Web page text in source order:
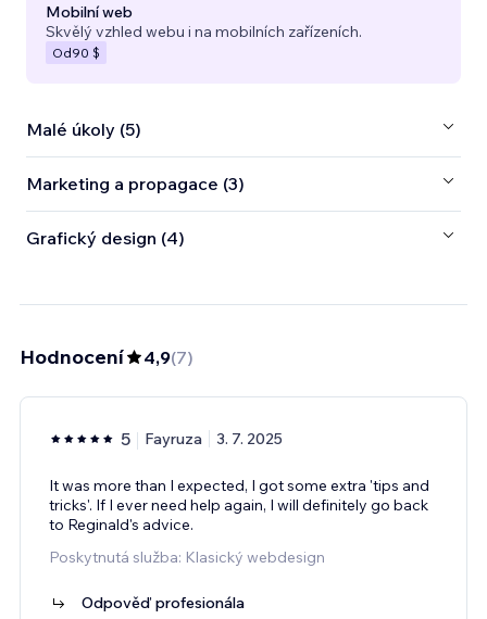
Mobilní web
Skvělý vzhled webu i na mobilních zařízeních.
Od90 $
Malé úkoly (5)
Marketing a propagace (3)
Grafický design (4)
Hodnocení 4,9(7)
5 Fayruza 3. 7. 2025
It was more than I expected, I got some extra 'tips and
tricks'. If I ever need help again, I will definitely go back
to Reginald's advice.
Poskytnutá služba: Klasický webdesign
Odpověď profesionála